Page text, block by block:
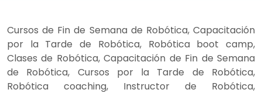
Cursos de Fin de Semana de Robótica, Capacitación
por la Tarde de Robótica, Robótica boot camp,
Clases de Robótica, Capacitación de Fin de Semana
de Robótica, Cursos por la Tarde de Robótica,
Robótica coaching, Instructor de Robótica,